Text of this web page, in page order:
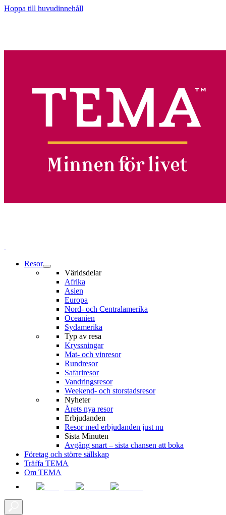
Hoppa till huvudinnehåll
Resor
Världsdelar
Afrika
Asien
Europa
Nord- och Centralamerika
Oceanien
Sydamerika
Typ av resa
Kryssningar
Mat- och vinresor
Rundresor
Safariresor
Vandringsresor
Weekend- och storstadsresor
Nyheter
Årets nya resor
Erbjudanden
Resor med erbjudanden just nu
Sista Minuten
Avgång snart – sista chansen att boka
Företag och större sällskap
Träffa TEMA
Om TEMA